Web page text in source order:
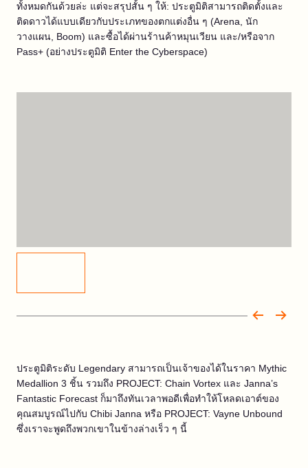
ทั้งหมดกันด้วยล่ะ แต่จะสรุปสั้น ๆ ให้: ประตูมิติสามารถติดตั้งและ
ติดดาวได้แบบเดียวกับประเภทของตกแต่งอื่น ๆ (Arena, นัก
วางแผน, Boom) และซื้อได้ผ่านร้านค้าหมุนเวียน และ/หรือจาก
Pass+ (อย่างประตูมิติ Enter the Cyberspace)
ประตูมิติระดับ Legendary สามารถเป็นเจ้าของได้ในราคา Mythic
Medallion 3 ชิ้น รวมถึง PROJECT: Chain Vortex และ Janna’s
Fantastic Forecast ก็มาถึงทันเวลาพอดีเพื่อทำให้โหลดเอาต์ของ
คุณสมบูรณ์ไปกับ Chibi Janna หรือ PROJECT: Vayne Unbound
ซึ่งเราจะพูดถึงพวกเขาในข้างล่างเร็ว ๆ นี้